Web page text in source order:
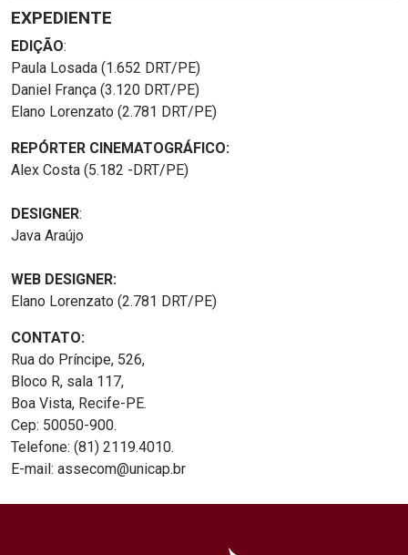
EXPEDIENTE
EDIÇÃO:
Paula Losada (1.652 DRT/PE)
Daniel França (3.120 DRT/PE)
Elano Lorenzato (2.781 DRT/PE)
REPÓRTER CINEMATOGRÁFICO:
Alex Costa (5.182 -DRT/PE)
DESIGNER:
Java Araújo
WEB DESIGNER:
Elano Lorenzato (2.781 DRT/PE)
CONTATO:
Rua do Príncipe, 526,
Bloco R, sala 117,
Boa Vista, Recife-PE.
Cep: 50050-900.
Telefone: (81) 2119.4010.
E-mail: assecom@unicap.br